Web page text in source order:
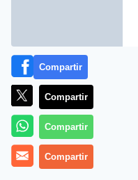
Este domingo 21
Abadillo titulaEscocia:
con la derrota del
Compartir
Compartir
Compartir
Compartir